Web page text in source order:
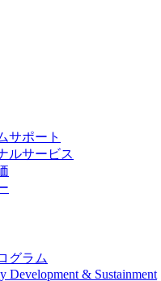
サポート
ルサービス
グラム
Development & Sustainment